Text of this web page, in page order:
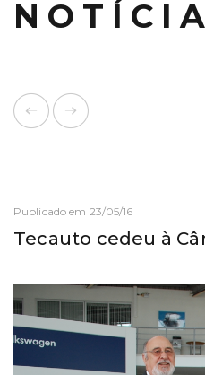
Publicado em 23/05/16
Tecauto cedeu à